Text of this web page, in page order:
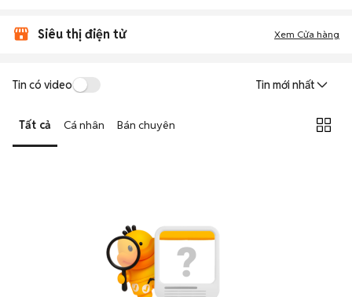
Siêu thị điện tử Xem Cửa hàng
Tin có video Tin mới nhất
Tất cả Cá nhân Bán chuyên